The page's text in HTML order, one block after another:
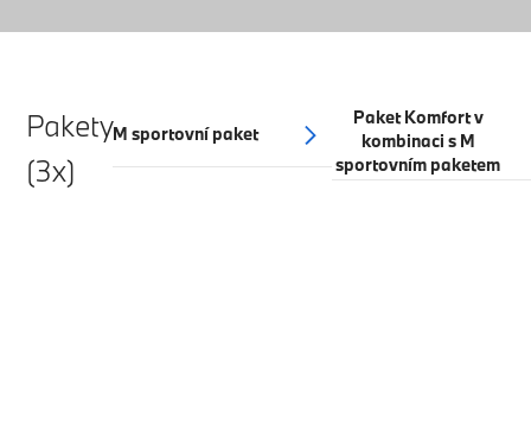
Pakety
(3x)
M sportovní paket
Paket Komfort v
kombinaci s M
sportovním paketem